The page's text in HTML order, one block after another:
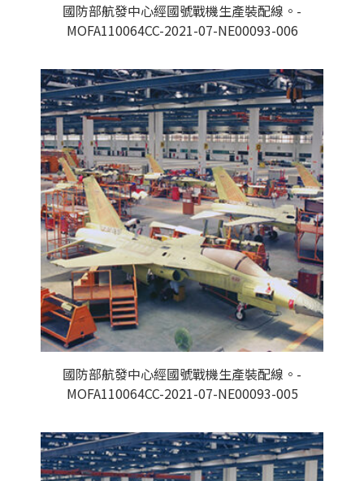
國防部航發中心經國號戰機生產裝配線。-
MOFA110064CC-2021-07-NE00093-006
國防部航發中心經國號戰機生產裝配線。-
MOFA110064CC-2021-07-NE00093-005